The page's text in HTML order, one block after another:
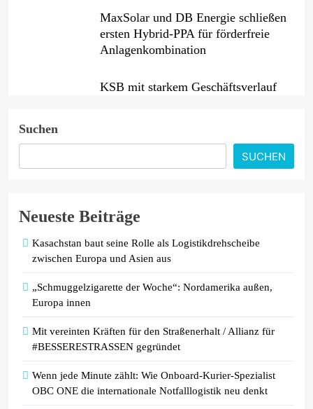
MaxSolar und DB Energie schließen
ersten Hybrid-PPA für förderfreie
Anlagenkombination
KSB mit starkem Geschäftsverlauf
Intersolar-Trend 2026: Warum
Batteriespeicher zum wichtigsten
Suchen
SUCHEN
Neueste Beiträge
Kasachstan baut seine Rolle als Logistikdrehscheibe
zwischen Europa und Asien aus
„Schmuggelzigarette der Woche“: Nordamerika außen,
Europa innen
Mit vereinten Kräften für den Straßenerhalt / Allianz für
#BESSERESTRASSEN gegründet
Wenn jede Minute zählt: Wie Onboard-Kurier-Spezialist
OBC ONE die internationale Notfalllogistik neu denkt